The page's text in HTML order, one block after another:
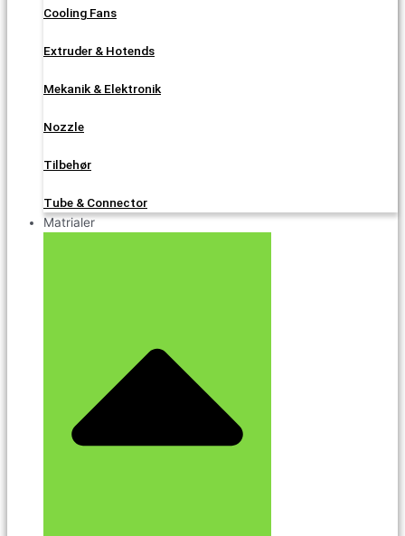
Cooling Fans
Extruder & Hotends
Mekanik & Elektronik
Nozzle
Tilbehør
Tube & Connector
Matrialer